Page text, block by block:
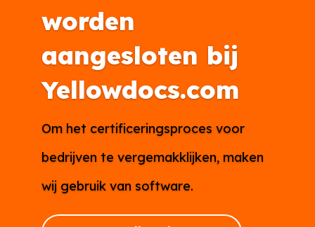
worden
aangesloten bij
Yellowdocs.com
Om het certificeringsproces voor
bedrijven te vergemakklijken, maken
wij gebruik van software.